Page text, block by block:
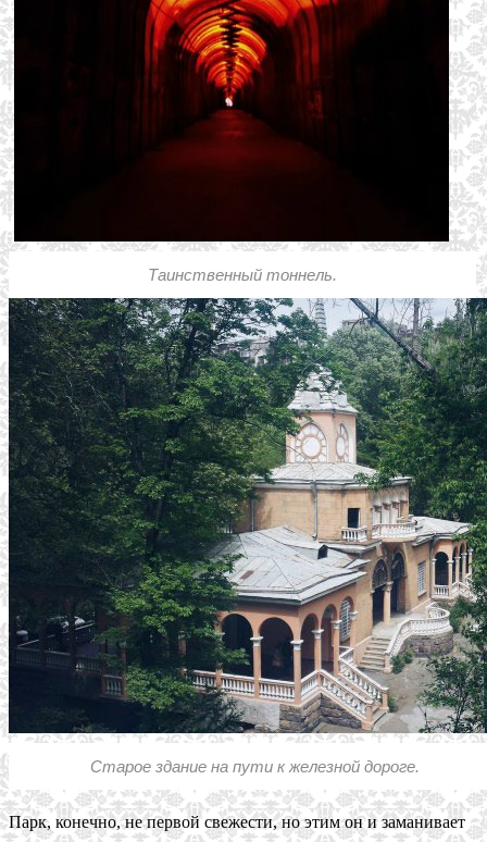
Таинственный тоннель.
Старое здание на пути к железной дороге.
Парк, конечно, не первой свежести, но этим он и заманивает